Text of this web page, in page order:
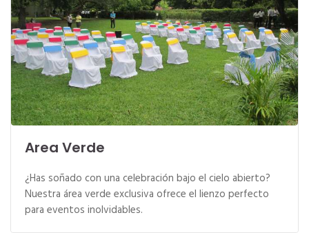
Area Verde
¿Has soñado con una celebración bajo el cielo abierto?
Nuestra área verde exclusiva ofrece el lienzo perfecto
para eventos inolvidables.